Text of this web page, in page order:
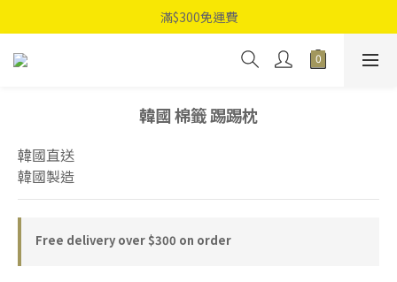
滿$300免運費
韓國 棉籤 踢踢枕
韓國直送
韓國製造
Free delivery over $300 on order